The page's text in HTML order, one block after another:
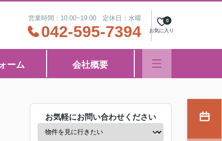
営業時間：10:00~19:00 定休日：水曜
042-595-7394 お気に入り
0
ーム 会社概要
お気軽にお問い合わせください